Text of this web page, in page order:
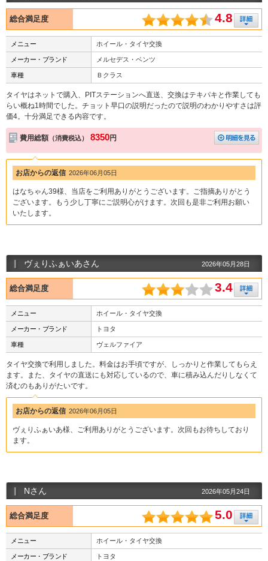
総合満足度 4.8
メニュー ホイール・タイヤ交換
メーカー・ブランド メルセデス・ベンツ
車種 Ｂクラス
タイヤはネットで購入、PITステーションへ直送、交換はテキパキと作業しても
らい概ね1時間でした。チョット早口の説明だったので説明のわかりやすさは評
価4。十分満足できる内容です。
費用総額 （消費税込） 8350円
お店からの返信 2026年06月05日
はなちゃん39様、当店をご利用ありがとうございます。ご指摘ありがとう
ございます。もう少し丁寧にご説明心がけます。次回も是非ご利用お願い
いたします。
ヴぇりふぁいあさん 2026年05月28日
総合満足度 3.4
メニュー ホイール・タイヤ交換
メーカー・ブランド トヨタ
車種 ヴェルファイア
タイヤ交換で利用しました。料金はお手頃ですが、しっかりと作業してもらえ
ます。また、タイヤの直送にも対応しているので、車に積み込んだりしなくて
済むのもありがたいです。
お店からの返信 2026年06月05日
ヴぇりふぁいあ様、ご利用ありがとうございます。次回もお待ちしており
ます。
Nさん 2026年05月24日
総合満足度 5.0
メニュー ホイール・タイヤ交換
メーカー・ブランド トヨタ